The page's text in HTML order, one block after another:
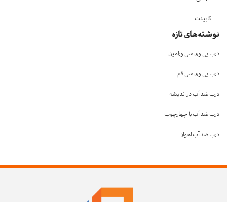
کابینت
نوشته‌های تازه
درب پی وی سی ورامین
درب پی وی سی قم
درب ضد آب در اندیشه
درب ضد آب با چهارچوب
درب ضد آب اهواز